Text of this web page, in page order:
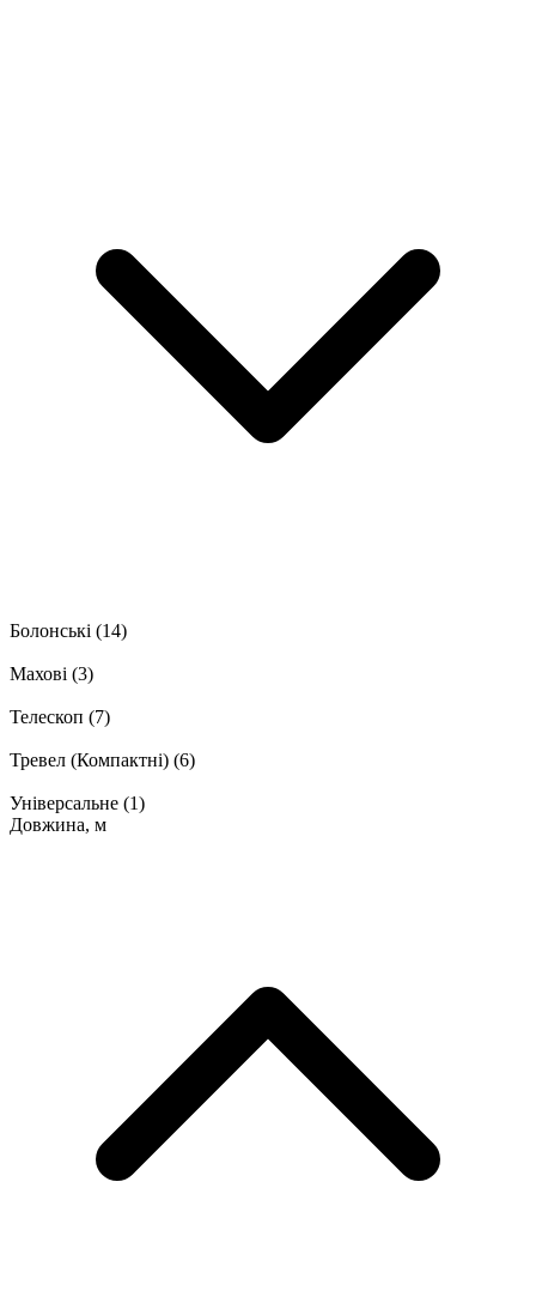
Болонські (14)
Махові (3)
Телескоп (7)
Тревел (Компактні) (6)
Універсальне (1)
Довжина, м